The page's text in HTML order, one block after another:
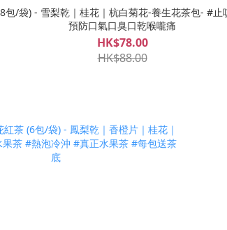
包/袋) - 雪梨乾｜桂花｜杭白菊花-養生花茶包- #
預防口氣口臭口乾喉嚨痛
HK$78.00
HK$88.00